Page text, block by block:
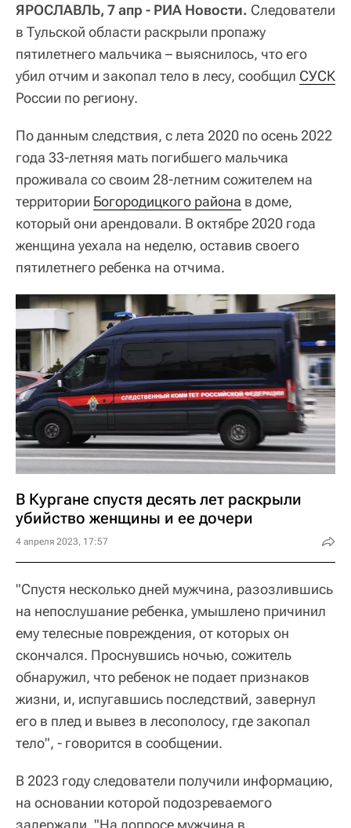
ЯРОСЛАВЛЬ, 7 апр - РИА Новости. Следователи
в Тульской области раскрыли пропажу
пятилетнего мальчика – выяснилось, что его
убил отчим и закопал тело в лесу, сообщил СУСК
России по региону.
По данным следствия, с лета 2020 по осень 2022
года 33-летняя мать погибшего мальчика
проживала со своим 28-летним сожителем на
территории Богородицкого района в доме,
который они арендовали. В октябре 2020 года
женщина уехала на неделю, оставив своего
пятилетнего ребенка на отчима.
В Кургане спустя десять лет раскрыли
убийство женщины и ее дочери
4 апреля 2023, 17:57
"Спустя несколько дней мужчина, разозлившись
на непослушание ребенка, умышлено причинил
ему телесные повреждения, от которых он
скончался. Проснувшись ночью, сожитель
обнаружил, что ребенок не подает признаков
жизни, и, испугавшись последствий, завернул
его в плед и вывез в лесополосу, где закопал
тело", - говорится в сообщении.
В 2023 году следователи получили информацию,
на основании которой подозреваемого
задержали. "На допросе мужчина в